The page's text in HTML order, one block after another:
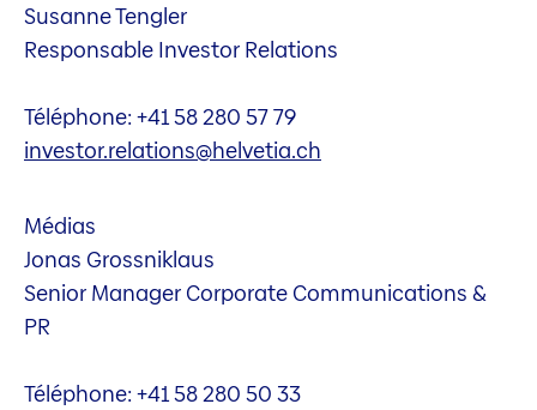
Susanne Tengler
Responsable Investor Relations
Téléphone: +41 58 280 57 79
investor.relations@helvetia.ch
Médias
Jonas Grossniklaus
Senior Manager Corporate Communications &
PR
Téléphone: +41 58 280 50 33